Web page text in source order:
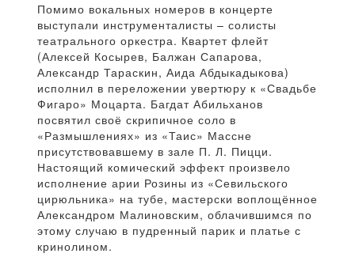
Помимо вокальных номеров в концерте
выступали инструменталисты – солисты
театрального оркестра. Квартет флейт
(Алексей Косырев, Балжан Сапарова,
Александр Тараскин, Аида Абдыкадыкова)
исполнил в переложении увертюру к «Свадьбе
Фигаро» Моцарта. Багдат Абильханов
посвятил своё скрипичное соло в
«Размышлениях» из «Таис» Массне
присутствовавшему в зале П. Л. Пицци.
Настоящий комический эффект произвело
исполнение арии Розины из «Севильского
цирюльника» на тубе, мастерски воплощённое
Александром Малиновским, облачившимся по
этому случаю в пудренный парик и платье с
кринолином.